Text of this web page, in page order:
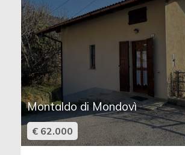
Montaldo di Mondovì
€ 62.000